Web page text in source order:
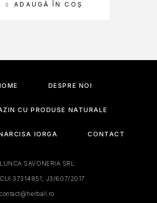
ADAUGĂ ÎN COȘ
DESPRE NOI
CU PRODUSE NATURALE
IORGA CONTACT
LUNCA SAVONERIA SRL
CUI 37314851, J3/607/2017
contact@herball.ro